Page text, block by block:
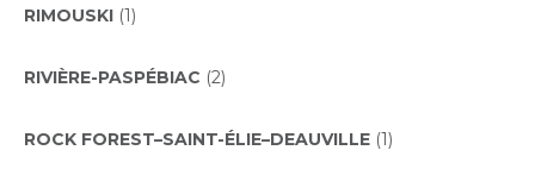
RIMOUSKI (1)
RIVIÈRE-PASPÉBIAC (2)
ROCK FOREST–SAINT-ÉLIE–DEAUVILLE (1)